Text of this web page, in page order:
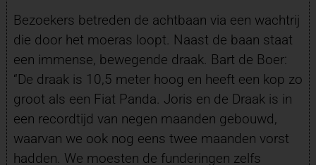
Bezoekers betreden de achtbaan via een wachtrij
die door het moeras loopt. Naast de baan staat
een immense, bewegende draak. Bart de Boer:
“De draak is 10,5 meter hoog en heeft een kop zo
groot als een Fiat Panda. Joris en de Draak is in
een recordtijd van negen maanden gebouwd,
waarvan we ook nog eens twee maanden vorst
hadden. We moesten de funderingen zelfs